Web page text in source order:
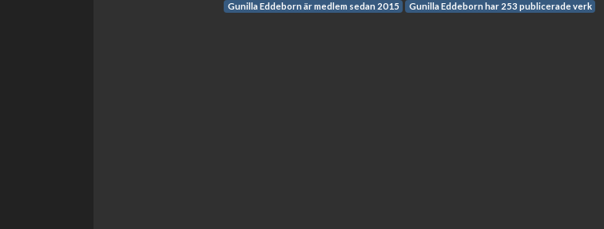
Gunilla Eddeborn är medlem sedan 2015 Gunilla Eddeborn har 253 publicerade verk